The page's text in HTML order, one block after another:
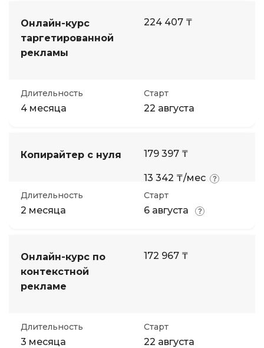
Онлайн-курс
таргетированной
рекламы
224 407 ₸
Длительность
4 месяца
Старт
22 августа
Копирайтер с нуля 179 397 ₸
13 342 ₸/мес
Длительность
2 месяца
Старт
6 августа
Онлайн-курс по
контекстной
рекламе
172 967 ₸
Длительность
3 месяца
Старт
22 августа